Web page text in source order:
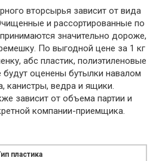
вторсырья зависит от вида
и рассортированные по
значительно дороже,
По выгодной цене за 1 кг
абс пластик, полиэтиленовые
оценены бутылки навалом
канистры, ведра и ящики.
зависит от объема партии и
компании-приемщика.
пластика